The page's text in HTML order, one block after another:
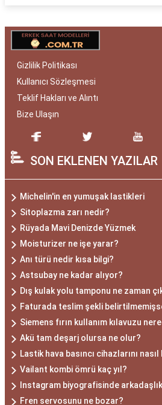
Gizlilik Politikası
Kullanıcı Sözleşmesi
Teklif Hakları ve Alıntı
Bize Ulaşın
SON EKLENEN YAZILAR
Michelin'in en yumuşak lastikleri
Sitoplazma zarı nedir?
Rüyada Mavi Denizde Yüzmek
Moisturizer ne işe yarar?
Anı türü nedir kısa bilgi?
Astsubay ne kadar alıyor?
Dış kulak yolu tamponu ne zaman
Faturada teslim şekli
Siemens fırın kullanım kılavuzu
Akü tam deşarj olursa ne olur?
Lastik hava basıncı cihazlarını nasıl
Vailant kombi ömrü kaç yıl?
Instagram biyografisinde
Fren servosunu ne bozar?